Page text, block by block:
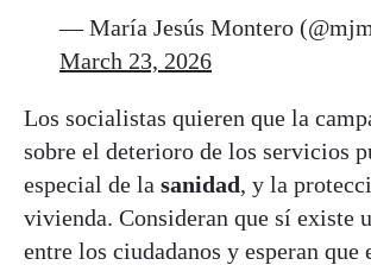
— María Jesús Montero
March 23, 2026
Los socialistas quieren que la
sobre el deterioro de los servicios
especial de la sanidad, y la
vivienda. Consideran que sí existe
entre los ciudadanos y esperan que